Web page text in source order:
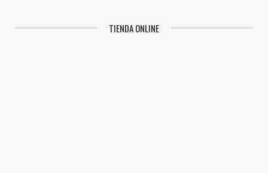
TIENDA ONLINE